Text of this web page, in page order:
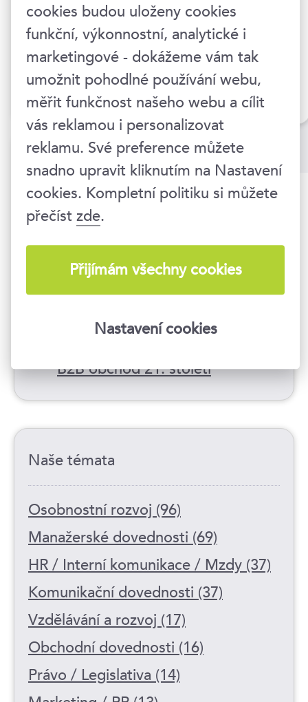
vyjednávání
11. 12. 2026
Praha 1
9 990 Kčbez DPH
Další články
1 Nastavení mysli v byznysu
2 Role vztahů v obchodu
Jak na obchodní prezentaci,
která prodává?
WIN - WIN vyjednávání
B2B obchod 21. století
Naše témata
Osobnostní rozvoj (96)
Manažerské dovednosti (69)
HR / Interní komunikace / Mzdy (37)
Komunikační dovednosti (37)
Vzdělávání a rozvoj (17)
Obchodní dovednosti (16)
Právo / Legislativa (14)
cookies budou uloženy cookies
funkční, výkonnostní, analytické i
marketingové - dokážeme vám tak
umožnit pohodlné používání webu,
měřit funkčnost našeho webu a cílit
vás reklamou i personalizovat
reklamu. Své preference můžete
snadno upravit kliknutím na Nastavení
cookies. Kompletní politiku si můžete
přečístzde.
Přijímám všechny cookies
Nastavení cookies